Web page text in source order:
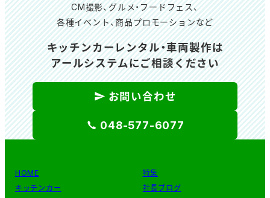
CM撮影、グルメ・フードフェス、
各種イベント、商品プロモーションなど
キッチンカーレンタル・車両製作は
アールシステムにご相談ください
お問い合わせ
048-577-6077
HOME
キッチンカー
特集
社長ブログ